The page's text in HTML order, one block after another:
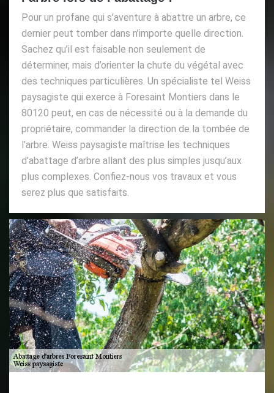
Pour un profane qui s’aventure à abattre un arbre, ce
dernier peut tomber dans n’importe quelle direction.
Sachez qu’il est faisable non seulement de
déterminer, mais d’orienter la chute du végétal avec
des techniques particulières. Un spécialiste tel Weiss
paysagiste qui exerce à Foresaint Montiers dans le
80120 peut, en cas de nécessité ou à la demande du
propriétaire, commander la direction de la tombée de
l’arbre. Weiss paysagiste maîtrise les techniques
d’abattage d’arbre allant des plus simples jusqu’aux
plus complexes. Confiez-nous vos travaux et vous
serez plus que satisfaits.